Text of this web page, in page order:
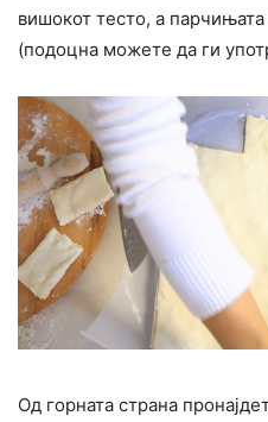
вишокот тесто, а
(подоцна можете да ги
Од горната страна